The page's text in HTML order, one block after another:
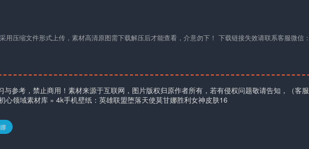
用压缩文件形式上传，素材高清原图需下载解压后才能查看，介意勿下！ 下载链接失效请联系客服微信：
与参考，禁止商用！素材来源于互联网，图片版权归原作者所有，若有侵权问题敬请告知，（客服
心领域素材库 » 4k手机壁纸：英雄联盟堕落天使莫甘娜胜利女神皮肤16